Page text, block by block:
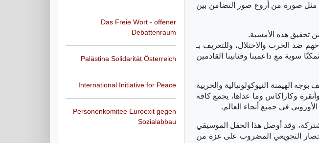
مثل صورة من أروع صور التضامن بين
تحقيق هذه الأمسية.
ضد الحرب والاحتلال، وللتعريف بـ
سوية مع داعمينا وفنانينا القادمين
الهيمنة النيوكولونيالية والحربية
وكاراكاس وما عداها، يجمع كافة
في جميع أنحاء العالم.
وقد أوصل هذا الحفل الموسيقي
التجويعي المضروب على غزة من
Das Freie Wort - offener
Debattenraum
Palästina Solidarität Österreich
International Initiative for Peace
Personenkomitee Euroexit gegen
Sozialabbau